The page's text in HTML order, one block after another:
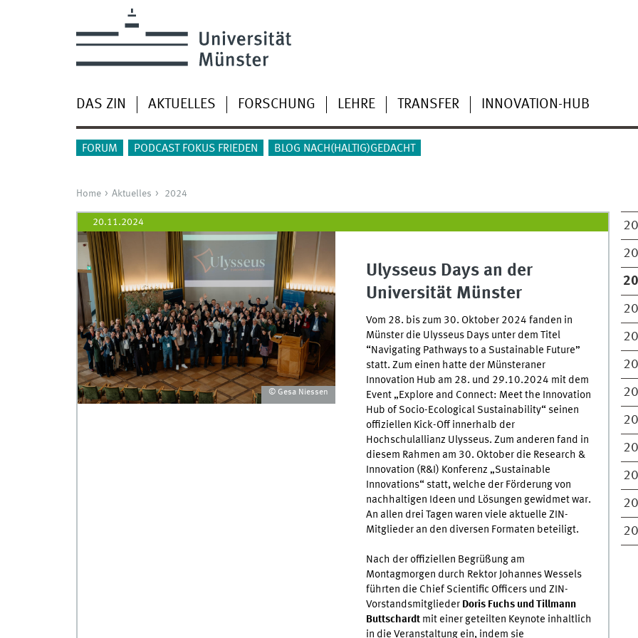
DAS ZIN AKTUELLES FORSCHUNG LEHRE TRANSFER INNOVATION-HUB
FORUM PODCAST FOKUS FRIEDEN BLOG NACH(HALTIG)GEDACHT
Home Aktuelles 2024
20.11.2024
© Gesa Niessen
Ulysseus Days an der
Universität Münster
Vom 28. bis zum 30. Oktober 2024 fanden in
Münster die Ulysseus Days unter dem Titel
“Navigating Pathways to a Sustainable Future”
statt. Zum einen hatte der Münsteraner
Innovation Hub am 28. und 29.10.2024 mit dem
Event „Explore and Connect: Meet the Innovation
Hub of Socio-Ecological Sustainability“ seinen
offiziellen Kick-Off innerhalb der
Hochschulallianz Ulysseus. Zum anderen fand in
diesem Rahmen am 30. Oktober die Research &
Innovation (R&I) Konferenz „Sustainable
Innovations“ statt, welche der Förderung von
nachhaltigen Ideen und Lösungen gewidmet war.
An allen drei Tagen waren viele aktuelle ZIN-
Mitglieder an den diversen Formaten beteiligt.
Nach der offiziellen Begrüßung am
Montagmorgen durch Rektor Johannes Wessels
führten die Chief Scientific Officers und ZIN-
Vorstandsmitglieder Doris Fuchs und Tillmann
Buttschardtmit einer geteilten Keynote inhaltlich
in die Veranstaltung ein, indem sie